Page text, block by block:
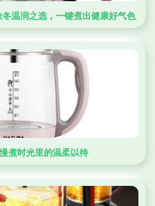
温润之选，一键煮出健康好气色
煮时光里的温柔以待